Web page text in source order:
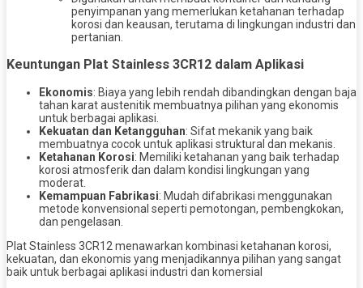
penyimpanan yang memerlukan ketahanan terhadap
korosi dan keausan, terutama di lingkungan industri dan
pertanian.
Keuntungan Plat Stainless 3CR12 dalam Aplikasi
Ekonomis: Biaya yang lebih rendah dibandingkan dengan baja
tahan karat austenitik membuatnya pilihan yang ekonomis
untuk berbagai aplikasi.
Kekuatan dan Ketangguhan: Sifat mekanik yang baik
membuatnya cocok untuk aplikasi struktural dan mekanis.
Ketahanan Korosi: Memiliki ketahanan yang baik terhadap
korosi atmosferik dan dalam kondisi lingkungan yang
moderat.
Kemampuan Fabrikasi: Mudah difabrikasi menggunakan
metode konvensional seperti pemotongan, pembengkokan,
dan pengelasan.
Plat Stainless 3CR12 menawarkan kombinasi ketahanan korosi,
kekuatan, dan ekonomis yang menjadikannya pilihan yang sangat
baik untuk berbagai aplikasi industri dan komersial